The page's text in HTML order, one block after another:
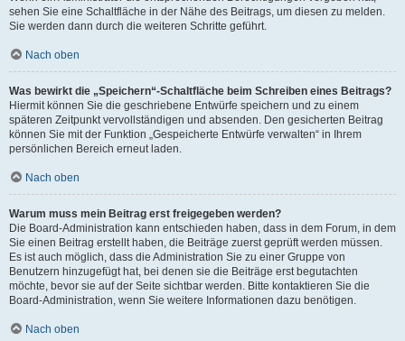
sehen Sie eine Schaltfläche in der Nähe des Beitrags, um diesen zu melden.
Sie werden dann durch die weiteren Schritte geführt.
Nach oben
Was bewirkt die „Speichern“-Schaltfläche beim Schreiben eines Beitrags?
Hiermit können Sie die geschriebene Entwürfe speichern und zu einem
späteren Zeitpunkt vervollständigen und absenden. Den gesicherten Beitrag
können Sie mit der Funktion „Gespeicherte Entwürfe verwalten“ in Ihrem
persönlichen Bereich erneut laden.
Nach oben
Warum muss mein Beitrag erst freigegeben werden?
Die Board-Administration kann entschieden haben, dass in dem Forum, in dem
Sie einen Beitrag erstellt haben, die Beiträge zuerst geprüft werden müssen.
Es ist auch möglich, dass die Administration Sie zu einer Gruppe von
Benutzern hinzugefügt hat, bei denen sie die Beiträge erst begutachten
möchte, bevor sie auf der Seite sichtbar werden. Bitte kontaktieren Sie die
Board-Administration, wenn Sie weitere Informationen dazu benötigen.
Nach oben